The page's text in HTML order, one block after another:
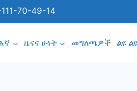
70-49-14
ዜናና ሁነት መግለጫዎች ልዩ